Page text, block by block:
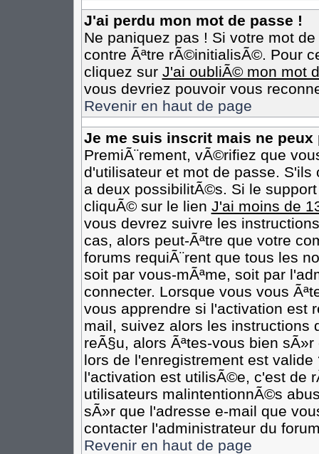
J'ai perdu mon mot de passe !
Ne paniquez pas ! Si votre mot
contre Ãªtre rÃ©initialisÃ©. Pour
cliquez sur J'ai oubliÃ© mon mot
vous devriez pouvoir vous
Revenir en haut de page
Je me suis inscrit mais ne peux
PremiÃ¨rement, vÃ©rifiez que
d'utilisateur et mot de passe.
a deux possibilitÃ©s. Si le
cliquÃ© sur le lien J'ai moins de
vous devrez suivre les
cas, alors peut-Ãªtre que votre
forums requiÃ¨rent que tous les
soit par vous-mÃªme, soit par
connecter. Lorsque vous vous
vous apprendre si l'activation est
mail, suivez alors les instructions
reÃ§u, alors Ãªtes-vous bien
lors de l'enregistrement est
l'activation est utilisÃ©e, c'est de
utilisateurs malintentionnÃ©s
sÃ»r que l'adresse e-mail que
contacter l'administrateur du
Revenir en haut de page